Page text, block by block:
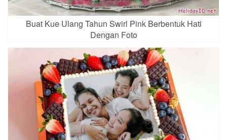
Buat Kue Ulang Tahun Swirl Pink Berbentuk Hati
Dengan Foto